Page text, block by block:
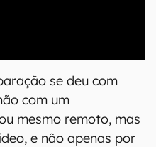
se deu com
com um
mesmo remoto, mas
e não apenas por